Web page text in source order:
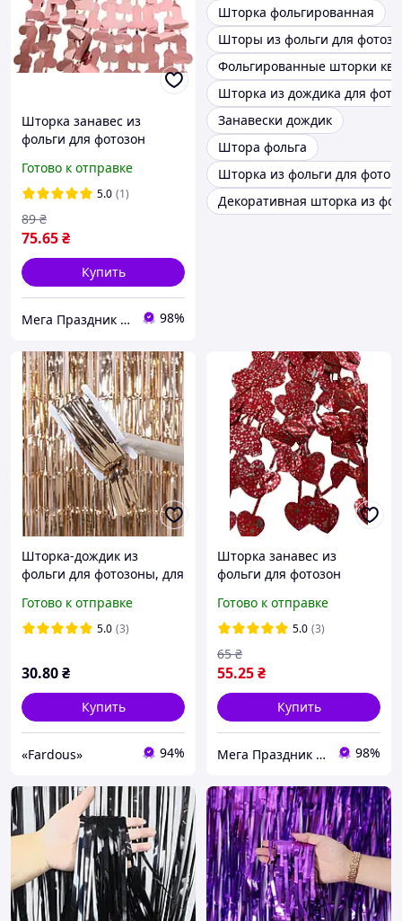
Шторка занавес из
фольги для фотозон
золото 1х2 метра
Готово к отправке
5.0 (1)
75.65₴
89 ₴
Купить
Мега Праздник – магазин аксессуаров для праздника и все для оформления воздушными шарами ОПТ. 98%
Шторка фольгированная
Шторы из фольги для
Фольгированные шторки
Шторка из дождика для
Занавески дождик
Штора фольга
Шторка из фольги для фото
Декоративная шторка из
Шторка-дождик из
фольги для фотозоны, для
Золотая
Готово к отправке
5.0 (3)
30.80₴
Купить
«Fardous» 94%
Шторка занавес из
фольги для фотозон
звездочками 1х2 метра
Готово к отправке
5.0 (3)
55.25₴
65 ₴
Купить
Мега Праздник – магазин аксессуаров для праздника и все для оформления воздушными шарами ОПТ. 98%